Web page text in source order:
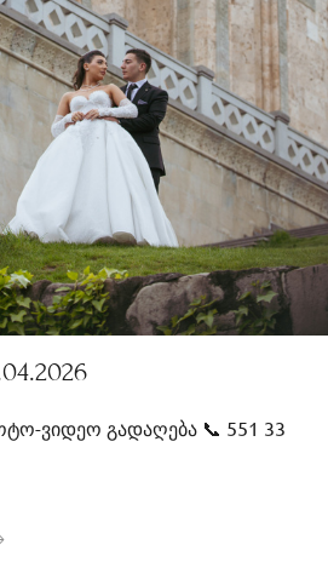
ვიდეო გადაღება 📞 551 33